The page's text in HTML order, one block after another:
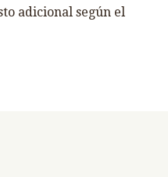
adicional según el